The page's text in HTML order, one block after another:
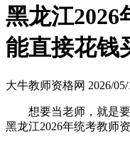
黑龙江2026
能直接花钱
大牛教师资格网 2026/05/
想要当老师，就是
黑龙江2026年统考教师